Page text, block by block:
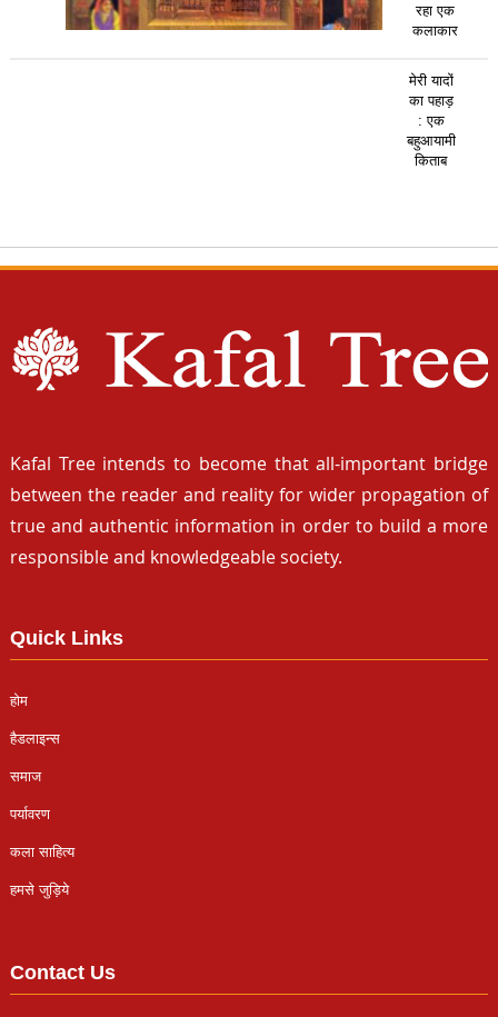
रहा एक
कलाकार
मेरी यादों
का पहाड़
: एक
बहुआयामी
किताब
Kafal Tree intends to become that all-important bridge
between the reader and reality for wider propagation of
true and authentic information in order to build a more
responsible and knowledgeable society.
Quick Links
होम
हैडलाइन्स
समाज
पर्यावरण
कला साहित्य
हमसे जुड़िये
Contact Us